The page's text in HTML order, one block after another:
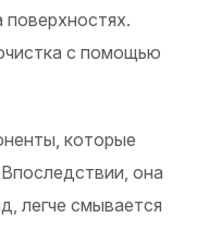
поверхностях.
с помощью
которые
она
легче смывается